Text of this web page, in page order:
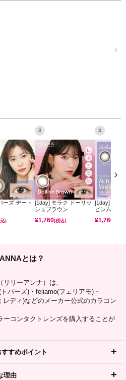
ーズ デート
)
3
[1day] モラク ドーリッ
シュブラウン
¥1,760(税込)
4
[1day] ミレ
ピンムーン
¥1,760
とは？
リーアンナ）は、
パーズ)・feliamo(フェリアモ)・
ディ)などのメーカー公式のカラコン
ーコンタクトレンズを購入することが
すめポイント
理由